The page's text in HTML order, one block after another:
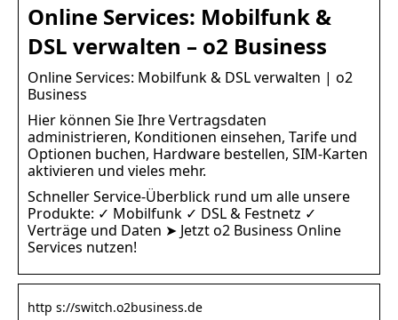
Online Services: Mobilfunk &
DSL verwalten – o2 Business
Online Services: Mobilfunk & DSL verwalten | o2
Business
Hier können Sie Ihre Vertragsdaten
administrieren, Konditionen einsehen, Tarife und
Optionen buchen, Hardware bestellen, SIM-Karten
aktivieren und vieles mehr.
Schneller Service-Überblick rund um alle unsere
Produkte: ✓ Mobilfunk ✓ DSL & Festnetz ✓
Verträge und Daten ➤ Jetzt o2 Business Online
Services nutzen!
http s://switch.o2business.de